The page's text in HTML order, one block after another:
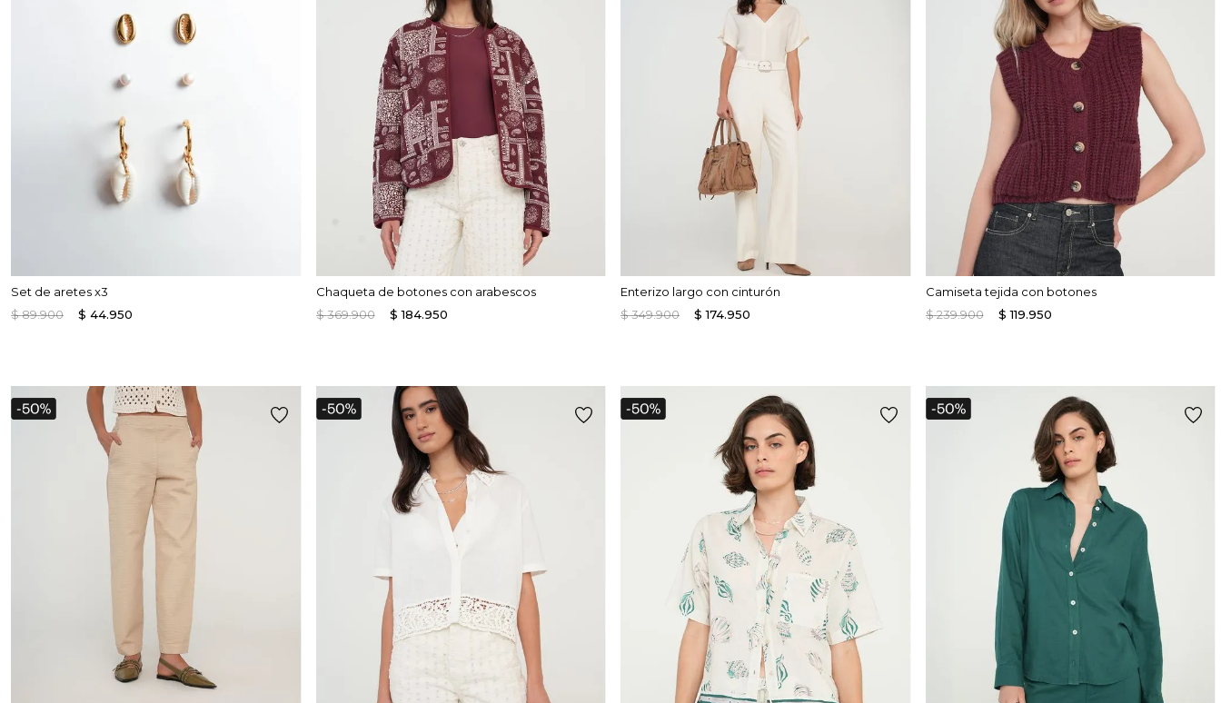
Set de aretes x3
$89.900 $ 44.950
Chaqueta de botones con arabescos
$369.900 $ 184.950
Enterizo largo con cinturón
$349.900 $ 174.950
Camiseta tejida con botones
$239.900 $ 119.950